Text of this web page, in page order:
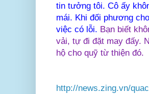
tin tưởng tôi. Cô ấy
mái. Khi đối phương
việc có lỗi. Bạn biết
vải, tự đi đặt may đấy.
hộ cho quỹ từ thiện đó.
http://news.zing.vn/